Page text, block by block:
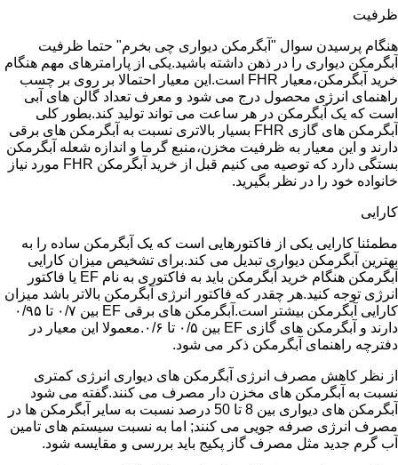
ظرفیت
هنگام پرسیدن سوال "آبگرمکن دیواری چی بخرم" حتما ظرفیت
آبگرمکن دیواری را در ذهن داشته باشید.یکی از پارامترهای مهم هنگام
خرید آبگرمکن،معیار FHR است.این معیار احتمالا بر روی بر چسب
راهنمای انرژی محصول درج می شود و معرف تعداد گالن های آبی
است که یک آبگرمکن در هر ساعت می تواند تولید کند.بطور کلی
آبگرمکن های گازی FHR بسیار بالاتری نسبت به آبگرمکن های برقی
دارند و این معیار به ظرفیت مخزن،منبع گرما و اندازه شعله آبگرمکن
بستگی دارد که توصیه می کنیم قبل از خرید آبگرمکن FHR مورد نیاز
خانواده خود را در نظر بگیرید.
کارایی
مطمئنا کارایی یکی از فاکتورهایی است که یک آبگرمکن ساده را به
بهترین آبگرمکن دیواری تبدیل می کند.برای تشخیص میزان کارایی
آبگرمکن هنگام خرید آبگرمکن باید به فاکتوری به نام EF یا فاکتور
انرژی توجه کنید.هر چقدر که فاکتور انرژی آبگرمکن بالاتر باشد میزان
کارایی آبگرمکن بیشتر است.آبگرمکن های برقی EF بین ۰/۷ تا ۰/۹۵
دارند و آبگرمکن های گازی EF بین ۰/۵ تا ۰/۶.معمولا این معیار در
دفترچه راهنمای آبگرمکن ذکر می شود.
از نظر کاهش مصرف انرژی آبگرمکن های دیواری انرژی کمتری
نسبت به آبگرمکن های مخزن دار مصرف می کنند.گفته می شود
آبگرمکن های دیواری بین 8 تا 50 درصد نسبت به سایر آبگرمکن ها در
مصرف انرژی صرفه جویی می کنند; اما به نسبت سیستم های تامین
آب گرم جدید مثل مصرف گاز پکیج باید بررسی و مقایسه شود.